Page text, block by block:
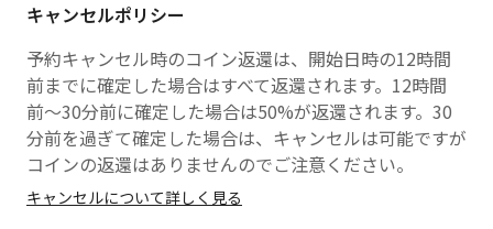
キャンセルポリシー
予約キャンセル時のコイン返還は、開始日時の12時間
前までに確定した場合はすべて返還されます。12時間
前〜30分前に確定した場合は50%が返還されます。30
分前を過ぎて確定した場合は、キャンセルは可能ですが
コインの返還はありませんのでご注意ください。
キャンセルについて詳しく見る